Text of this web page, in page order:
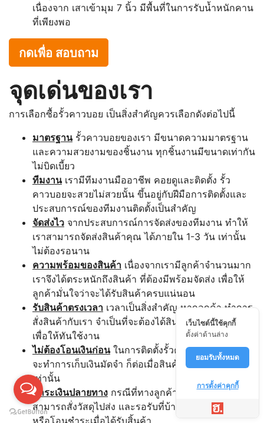
เนื่องจาก เสาเข้ามุม 7 นิ้ว มีพื้นที่ในการรับน้ำหนักคาน
ที่เพียงพอ
กดเพื่อ สอบถาม
จุดเด่นของเรา
การเลือกซื้อรั้วคาวบอย เป็นสิ่งสำคัญควรเลือกดังต่อไปนี้
มาตรฐานรั้วคาวบอยของเรา มีขนาดความมาตรฐาน
และความสวยงามของชิ้นงาน ทุกชิ้นงานมีขนาดเท่ากัน
ไม่บิดเบี้ยว
ทีมงานเรามีทีมงานมืออาชีพ คอยดูและติดตั้ง รั้ว
คาวบอยจะสวยไม่สวยนั้น ขึ้นอยู่กับฝีมือการติดตั้งและ
ประสบการณ์ของทีมงานติดตั้งเป็นสำคัญ
จัดส่งไว จากประสบการณ์การจัดส่งของทีมงาน ทำให้
เราสามารถจัดส่งสินค้าคุณ ได้ภายใน 1-3 วัน เท่านั้น
ไม่ต้องรอนาน
ความพร้อมของสินค้า เนื่องจากเรามีลูกค้าจำนวนมาก
เราจึงได้ตระหนักถึงสินค้า ที่ต้องมีพร้อมจัดส่ง เพื่อให้
ลูกค้ามั่นใจว่าจะได้รับสินค้าครบแน่นอน
รับสินค้าตรงเวลา เวลาเป็นสิ่งสำคัญ หากลูกค้า ทำการ
สั่งสินค้ากับเรา จำเป็นที่จะต้องได้สินค้าตรงตามเวลา
เพื่อให้ทันใช้งาน
ไม่ต้องโอนเงินก่อนในการติดตั้งรั้วคาวบอยนั้น ทางเรา
จะทำการเก็บเงินมัดจำ ก็ต่อเมื่อสินค้าถึงหน้างานแล้ว
เท่านั้น
ชำระเงินปลายทาง กรณีที่ทางลูกค้าต้องการติดตั้งเอง
สามารถสั่งวัสดุไปส่ง และรอรับที่บ้าน สามารถจ่ายเงิน
หรือโอนชำระเมื่อได้รับสิ้นค้า
เว็บไซต์นี้ใช้คุกกี้
ตั้งค่าด้านล่าง
ยอมรับทั้งหมด
การตั้งค่าคุกกี้